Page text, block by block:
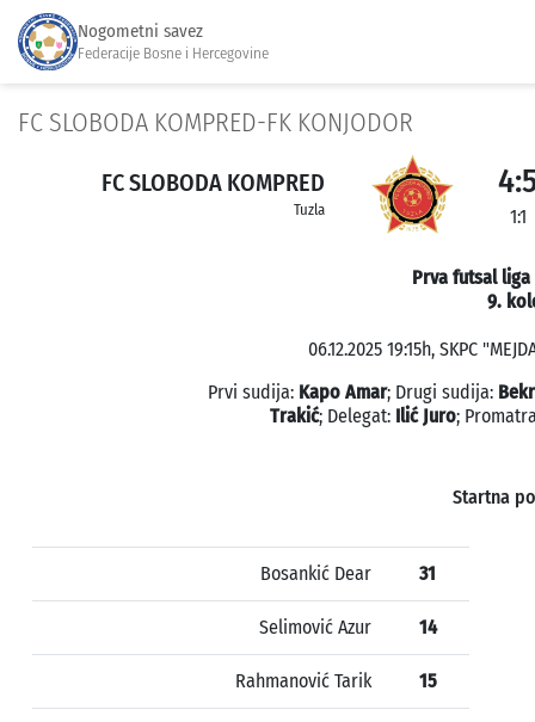
Nogometni savez
Federacije Bosne i Hercegovine
FC SLOBODA KOMPRED-FK KONJODOR
FC SLOBODA KOMPRED
Tuzla 1:1
Prva futsal liga
9.
06.12.2025 19:15h, SKPC
Prvi sudija: Kapo Amar; Drugi sudija:
Trakić; Delegat: Ilić Juro;
Startna
Bosankić Dear 31
Selimović Azur 14
Rahmanović Tarik 15